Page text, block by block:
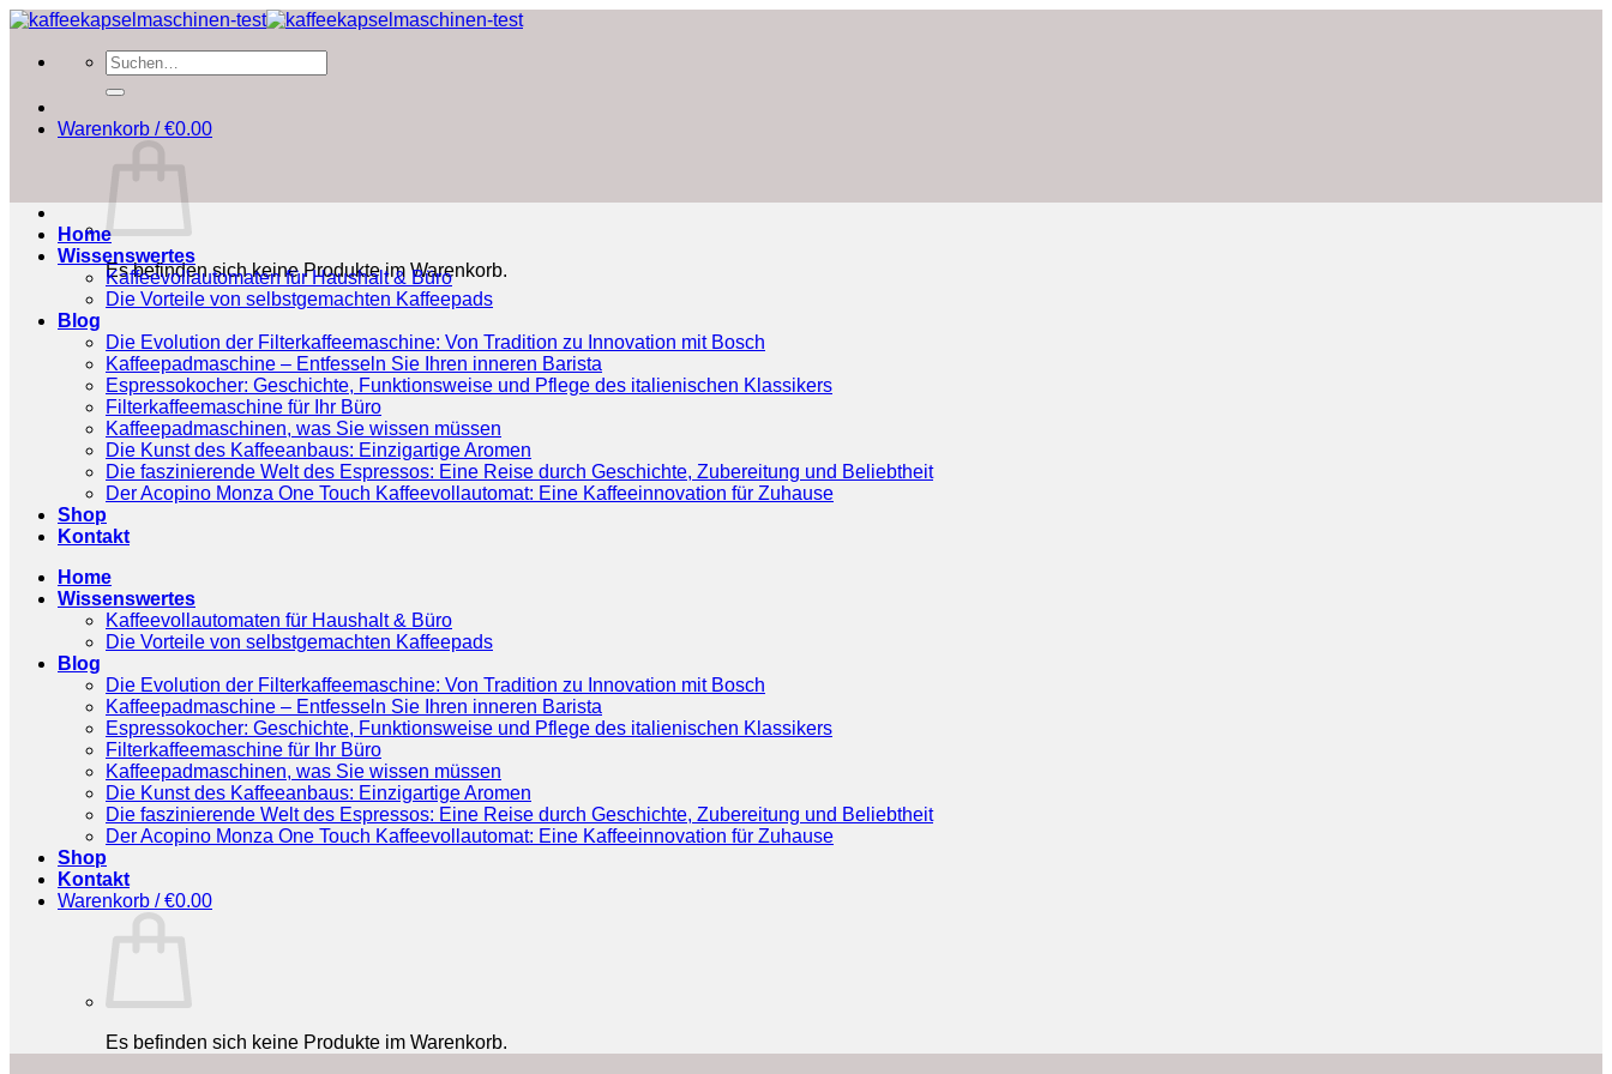
Zum
springen
Suchen
nach:
Warenkorb /€0.00
Es befinden sich keine Produkte im Warenkorb.
Home
Wissenswertes
Kaffeevollautomaten für Haushalt & Büro
Die Vorteile von selbstgemachten Kaffeepads
Blog
Die Evolution der Filterkaffeemaschine: Von Tradition zu Innovation mit Bosch
Kaffeepadmaschine – Entfesseln Sie Ihren inneren Barista
Espressokocher: Geschichte, Funktionsweise und Pflege des italienischen Klassikers
Filterkaffeemaschine für Ihr Büro
Kaffeepadmaschinen, was Sie wissen müssen
Die Kunst des Kaffeeanbaus: Einzigartige Aromen
Die faszinierende Welt des Espressos: Eine Reise durch Geschichte, Zubereitung und Beliebtheit
Der Acopino Monza One Touch Kaffeevollautomat: Eine Kaffeeinnovation für Zuhause
Shop
Kontakt
Home
Wissenswertes
Kaffeevollautomaten für Haushalt & Büro
Die Vorteile von selbstgemachten Kaffeepads
Blog
Die Evolution der Filterkaffeemaschine: Von Tradition zu Innovation mit Bosch
Kaffeepadmaschine – Entfesseln Sie Ihren inneren Barista
Espressokocher: Geschichte, Funktionsweise und Pflege des italienischen Klassikers
Filterkaffeemaschine für Ihr Büro
Kaffeepadmaschinen, was Sie wissen müssen
Die Kunst des Kaffeeanbaus: Einzigartige Aromen
Die faszinierende Welt des Espressos: Eine Reise durch Geschichte, Zubereitung und Beliebtheit
Der Acopino Monza One Touch Kaffeevollautomat: Eine Kaffeeinnovation für Zuhause
Shop
Kontakt
Warenkorb /€0.00
Es befinden sich keine Produkte im Warenkorb.